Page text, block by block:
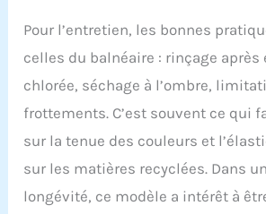
Pour l’entretien, les bonnes
celles du balnéaire : rinçage après
chlorée, séchage à l’ombre,
frottements. C’est souvent ce qui
sur la tenue des couleurs et
sur les matières recyclées. Dans
longévité, ce modèle a intérêt à